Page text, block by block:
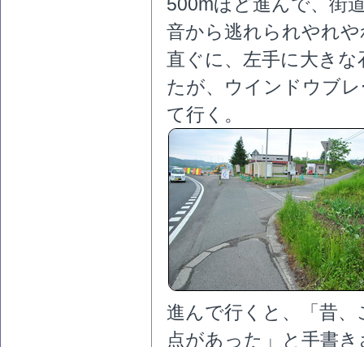
音から逃れられやれ
直ぐに、左手に大き
たが、ウインドウブ
て行く。
進んで行くと、「昔
点があった」と手書